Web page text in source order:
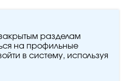
разделам
на профильные
в систему, используя